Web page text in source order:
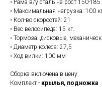
• Рама в/у сталь на рост 150-
• Максимальная нагрузка: 100
• Кол-во скоростей: 21
• Вес велосипеда: 15 кг.
• Тормоза: дисковые,
• Диаметр колеса: 27,5
• Ход вилки: 100 мм
Сборка включена в цену
Комплект - крылья, подножка